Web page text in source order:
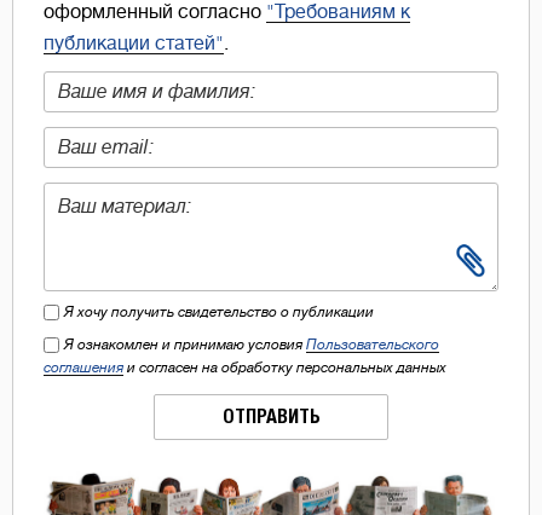
оформленный согласно "Требованиям к
публикации статей".
Я хочу получить свидетельство о публикации
Я ознакомлен и принимаю условия Пользовательского
соглашения и согласен на обработку персональных данных
ОТПРАВИТЬ